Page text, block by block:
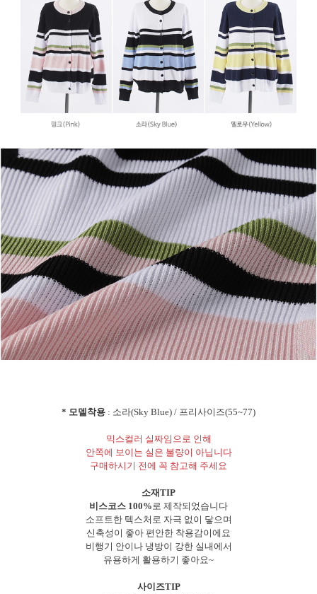
* 모델착용 : 소라(Sky Blue) / 프리사이즈(55~77)
믹스컬러 실짜임으로 인해
안쪽에 보이는 실은 불량이 아닙니다
구매하시기 전에 꼭 참고해 주세요
소재TIP
비스코스 100%로 제작되었습니다
소프트한 텍스처로 자극 없이 닿으며
신축성이 좋아 편안한 착용감이에요
비행기 안이나 냉방이 강한 실내에서
유용하게 활용하기 좋아요~
사이즈TIP